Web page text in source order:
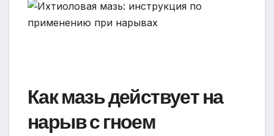
Как мазь действует на
нарыв с гноем